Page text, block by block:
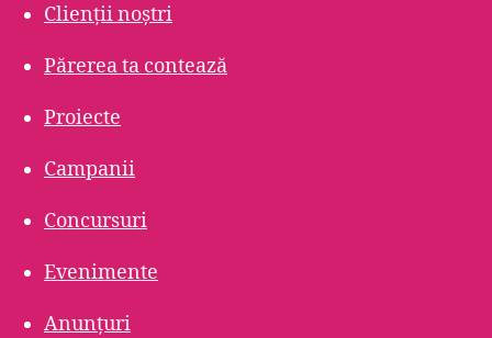
Clienții noștri
Părerea ta contează
Proiecte
Campanii
Concursuri
Evenimente
Anunțuri